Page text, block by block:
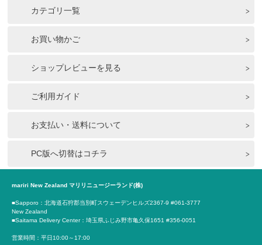
カテゴリ一覧
お買い物かご
ショップレビューを見る
ご利用ガイド
お支払い・送料について
PC版へ切替はコチラ
mariri New Zealand マリリニュージーランド(株)
■Sapporo：北海道石狩郡当別町スウェーデンヒルズ2367-9 #061-3777
New Zealand
■Saitama Delivery Center：埼玉県ふじみ野市亀久保1651 #356-0051
営業時間：平日10:00～17:00